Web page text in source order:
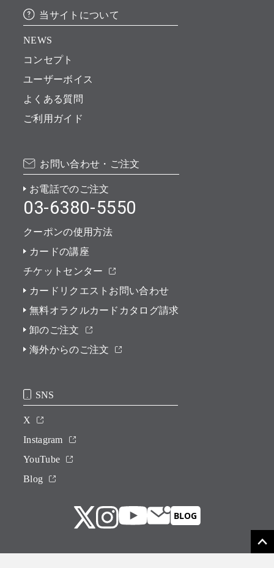
当サイトについて
NEWS
コンセプト
ユーザーボイス
よくある質問
ご利用ガイド
お問い合わせ・ご注文
お電話でのご注文
03-6380-5550
クーポンの使用方法
カードの講座
チケットセンター
カードリクエストお問い合わせ
無料オラクルカードカタログ請求
卸のご注文
海外からのご注文
SNS
X
Instagram
YouTube
Blog